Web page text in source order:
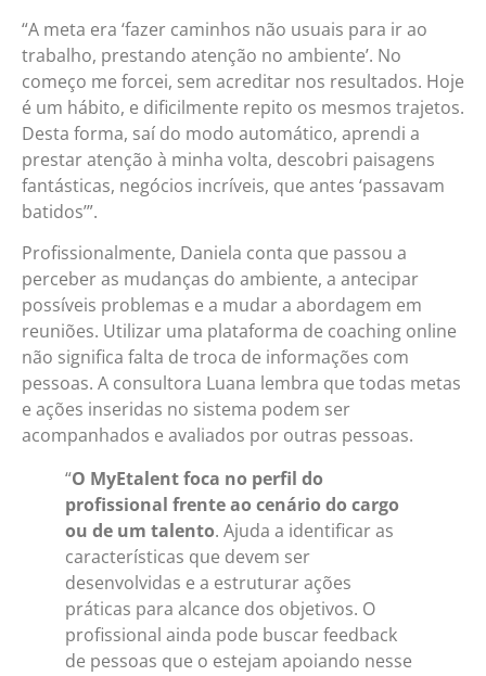
“A meta era ‘fazer caminhos não usuais para ir ao
trabalho, prestando atenção no ambiente’. No
começo me forcei, sem acreditar nos resultados. Hoje
é um hábito, e dificilmente repito os mesmos trajetos.
Desta forma, saí do modo automático, aprendi a
prestar atenção à minha volta, descobri paisagens
fantásticas, negócios incríveis, que antes ‘passavam
batidos’”.
Profissionalmente, Daniela conta que passou a
perceber as mudanças do ambiente, a antecipar
possíveis problemas e a mudar a abordagem em
reuniões. Utilizar uma plataforma de coaching online
não significa falta de troca de informações com
pessoas. A consultora Luana lembra que todas metas
e ações inseridas no sistema podem ser
acompanhados e avaliados por outras pessoas.
“O MyEtalent foca no perfil do
profissional frente ao cenário do cargo
ou de um talento. Ajuda a identificar as
características que devem ser
desenvolvidas e a estruturar ações
práticas para alcance dos objetivos. O
profissional ainda pode buscar feedback
de pessoas que o estejam apoiando nesse